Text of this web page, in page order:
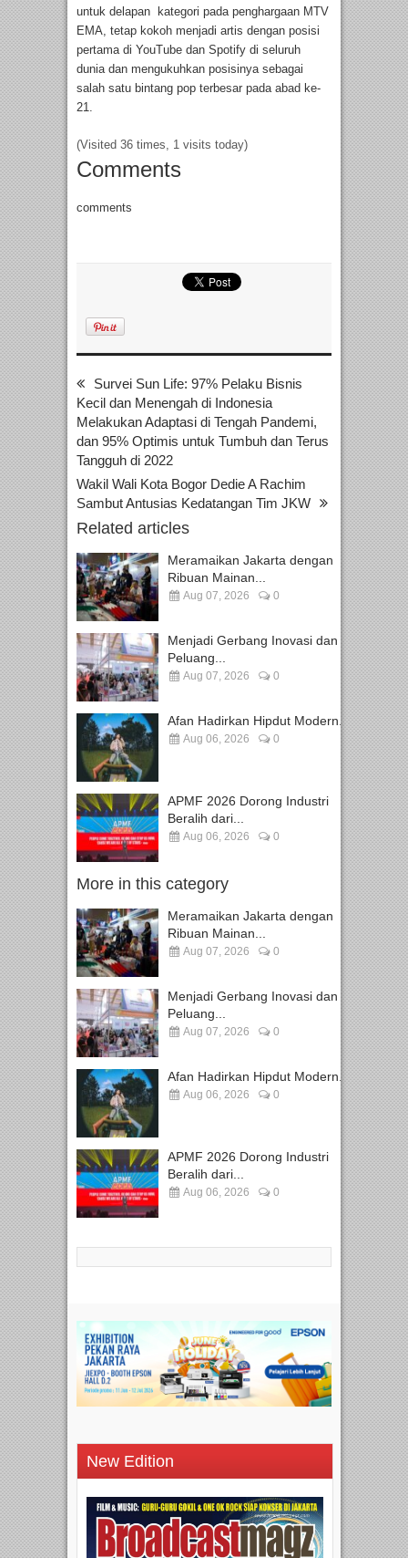
untuk delapan kategori pada penghargaan MTV
EMA, tetap kokoh menjadi artis dengan posisi
pertama di YouTube dan Spotify di seluruh
dunia dan mengukuhkan posisinya sebagai
salah satu bintang pop terbesar pada abad ke-
21.
(Visited 36 times, 1 visits today)
Comments
comments
Survei Sun Life: 97% Pelaku Bisnis
Kecil dan Menengah di Indonesia
Melakukan Adaptasi di Tengah Pandemi,
dan 95% Optimis untuk Tumbuh dan Terus
Tangguh di 2022
Wakil Wali Kota Bogor Dedie A Rachim
Sambut Antusias Kedatangan Tim JKW
Related articles
Meramaikan Jakarta dengan
Ribuan Mainan...
Aug 07, 2026 0
Menjadi Gerbang Inovasi dan
Peluang...
Aug 07, 2026 0
Afan Hadirkan Hipdut Modern...
Aug 06, 2026 0
APMF 2026 Dorong Industri
Beralih dari...
Aug 06, 2026 0
More in this category
Meramaikan Jakarta dengan
Ribuan Mainan...
Aug 07, 2026 0
Menjadi Gerbang Inovasi dan
Peluang...
Aug 07, 2026 0
Afan Hadirkan Hipdut Modern...
Aug 06, 2026 0
APMF 2026 Dorong Industri
Beralih dari...
Aug 06, 2026 0
New Edition